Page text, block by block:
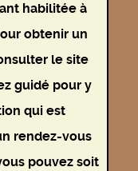
habilitée à
obtenir un
le site
guidé pour y
qui est
rendez-vous
pouvez soit